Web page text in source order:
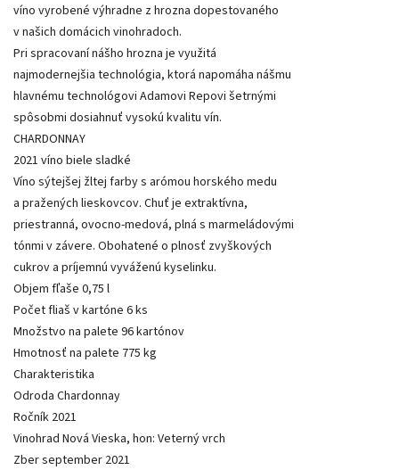
víno vyrobené výhradne z hrozna dopestovaného
v našich domácich vinohradoch.
Pri spracovaní nášho hrozna je využitá
najmodernejšia technológia, ktorá napomáha nášmu
hlavnému technológovi Adamovi Repovi šetrnými
spôsobmi dosiahnuť vysokú kvalitu vín.
CHARDONNAY
2021 víno biele sladké
Víno sýtejšej žltej farby s arómou horského medu
a pražených lieskovcov. Chuť je extraktívna,
priestranná, ovocno-medová, plná s marmeládovými
tónmi v závere. Obohatené o plnosť zvyškových
cukrov a príjemnú vyváženú kyselinku.
Objem fľaše 0,75 l
Počet fliaš v kartóne 6 ks
Množstvo na palete 96 kartónov
Hmotnosť na palete 775 kg
Charakteristika
Odroda Chardonnay
Ročník 2021
Vinohrad Nová Vieska, hon: Veterný vrch
Zber september 2021